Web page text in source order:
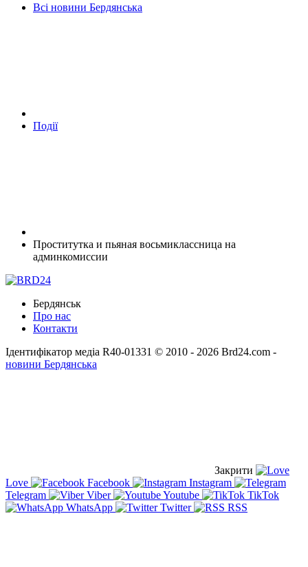
Всі новини Бердянська
Події
Проститутка и пьяная восьмиклассница на
админкомиссии
Бердянськ
Про нас
Контакти
Ідентифікатор медіа R40-01331 © 2010 - 2026 Brd24.com -
новини Бердянська
Закрити
Love
Facebook
Instagram
Telegram
Viber Youtube
TikTok
WhatsApp
Twitter RSS